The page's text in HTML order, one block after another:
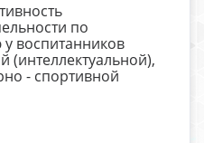
по
воспитанников
(интеллектуальной),
- спортивной